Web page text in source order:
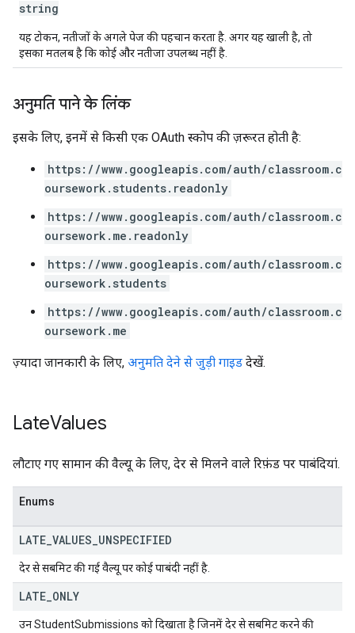
string
यह टोकन, नतीजों के अगले पेज की पहचान करता है. अगर यह खाली है, तो
इसका मतलब है कि कोई और नतीजा उपलब्ध नहीं है.
अनुमति पाने के लिंक
इसके लिए, इनमें से किसी एक OAuth स्कोप की ज़रूरत होती है:
https://www.googleapis.com/auth/classroom.c
oursework.students.readonly
https://www.googleapis.com/auth/classroom.c
oursework.me.readonly
https://www.googleapis.com/auth/classroom.c
oursework.students
https://www.googleapis.com/auth/classroom.c
oursework.me
ज़्यादा जानकारी के लिए, अनुमति देने से जुड़ी गाइड देखें.
LateValues
लौटाए गए सामान की वैल्यू के लिए, देर से मिलने वाले रिफ़ंड पर पाबंदियां.
Enums
LATE VALUES UNSPECIFIED
देर से सबमिट की गई वैल्यू पर कोई पाबंदी नहीं है.
LATE ONLY
उन StudentSubmissions को दिखाता है जिनमें देर से सबमिट करने की